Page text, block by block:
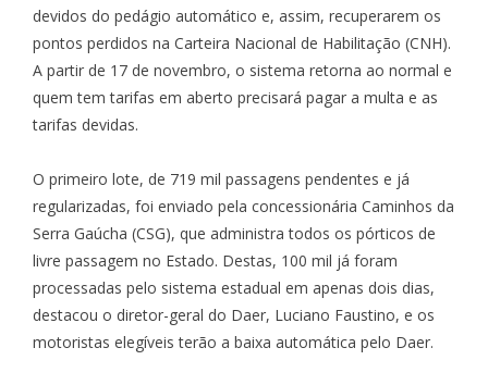
devidos do pedágio automático e, assim, recuperarem os
pontos perdidos na Carteira Nacional de Habilitação (CNH).
A partir de 17 de novembro, o sistema retorna ao normal e
quem tem tarifas em aberto precisará pagar a multa e as
tarifas devidas.
O primeiro lote, de 719 mil passagens pendentes e já
regularizadas, foi enviado pela concessionária Caminhos da
Serra Gaúcha (CSG), que administra todos os pórticos de
livre passagem no Estado. Destas, 100 mil já foram
processadas pelo sistema estadual em apenas dois dias,
destacou o diretor-geral do Daer, Luciano Faustino, e os
motoristas elegíveis terão a baixa automática pelo Daer.